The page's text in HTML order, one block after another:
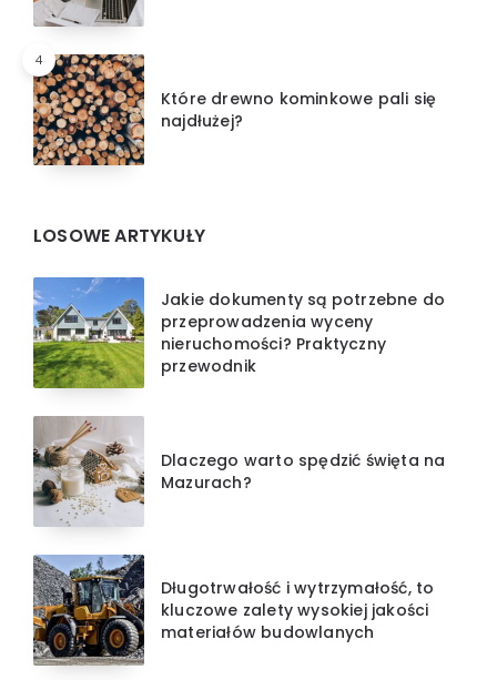
4
Które drewno kominkowe pali się
najdłużej?
LOSOWE ARTYKUŁY
Jakie dokumenty są potrzebne do
przeprowadzenia wyceny
nieruchomości? Praktyczny
przewodnik
Dlaczego warto spędzić święta na
Mazurach?
Długotrwałość i wytrzymałość, to
kluczowe zalety wysokiej jakości
materiałów budowlanych